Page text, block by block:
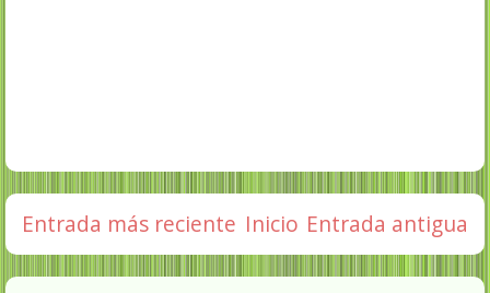
Entrada más reciente Entrada antigua
Inicio